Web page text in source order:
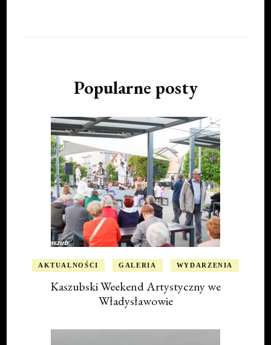
Popularne posty
AKTUALNOŚCI GALERIA WYDARZENIA
Kaszubski Weekend Artystyczny we
Władysławowie